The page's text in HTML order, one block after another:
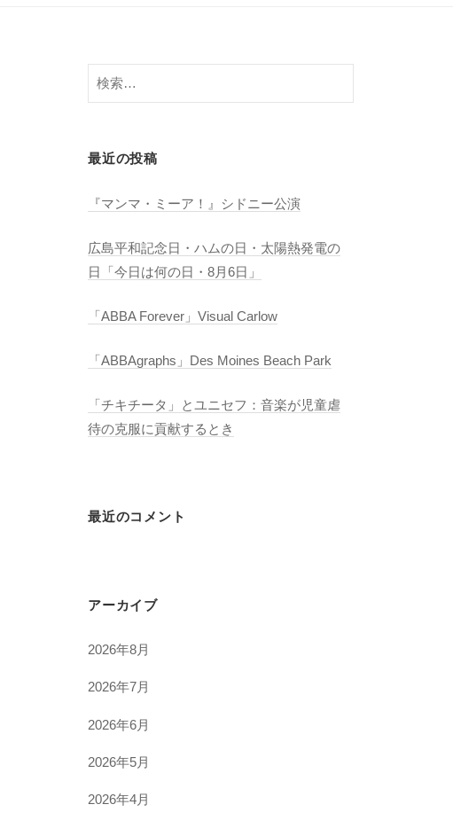
検
索:
最近の投稿
『マンマ・ミーア！』シドニー公演
広島平和記念日・ハムの日・太陽熱発電の
日「今日は何の日・8月6日」
「ABBA Forever」Visual Carlow
「ABBAgraphs」Des Moines Beach Park
「チキチータ」とユニセフ：音楽が児童虐
待の克服に貢献するとき
最近のコメント
アーカイブ
2026年8月
2026年7月
2026年6月
2026年5月
2026年4月